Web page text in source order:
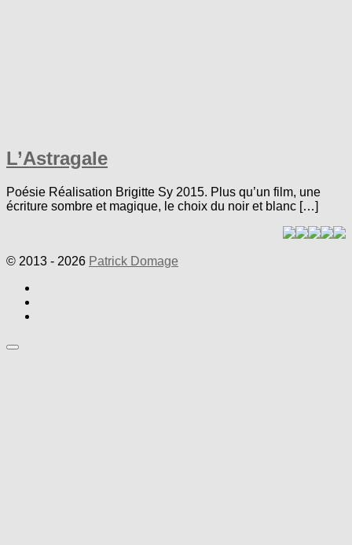
L’Astragale
Poésie Réalisation Brigitte Sy 2015. Plus qu’un film, une
écriture sombre et magique, le choix du noir et blanc […]
© 2013 - 2026 Patrick Domage